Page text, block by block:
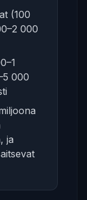
(100
000
000
ja